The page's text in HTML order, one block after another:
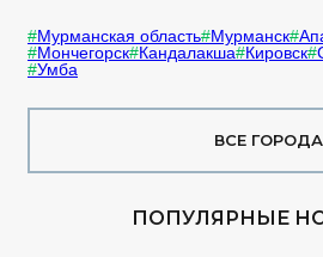
Мурманская область Мурманск
Мончегорск Кандалакша Кировск
Умба
ВСЕ ГОРОДА
ПОПУЛЯРНЫЕ